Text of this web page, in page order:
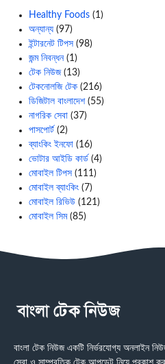
Healthy Foods (1)
অন্যান্য (97)
ইন্টারনেট টিপস (98)
জন্ম নিবন্ধন(1)
টেক নিউজ(13)
টেকনোলজি টেক (216)
ডিজিটাল বাংলাদেশ(55)
নাগরিক সেবা (37)
পাসপোর্ট (2)
ব্যাংকিং ইনফো (16)
ভোটার আইডি কার্ড (4)
মোবাইল টিপস (111)
মোবাইল ব্যাংকিং (7)
মোবাইল রিভিউ (121)
মোবাইল সিম(85)
বাংলা টেক নিউজ একটি নির্ভরযোগ্য অনলাইন